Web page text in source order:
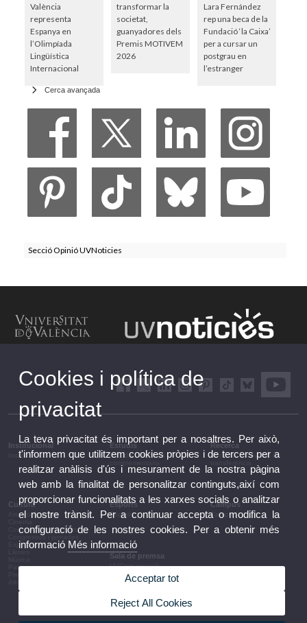
València
representa
Espanya en
l’Olimpíada
Lingüística
Internacional
transformar la
societat,
guanyadores dels
Premis MOTIVEM
2026
Lara Fernández
rep una beca de la
Fundació ‘la Caixa’
per a cursar un
postgrau en
l’estranger
Cerca avançada
Secció Opinió UVNoticies
Institucional
Institucional
Estudis
Estudis i formació
Recerca
Recerca, innovació i
Cultura
Arts escèniques
Conferències i debats
Congressos i jornades
Exposicions
Patrimoni
Esports
Esports
Campus
Campus
Sala de premsa
UVComunicació
Notes de premsa
Agenda de govern
Informació corporativa
Cookies i política de
privacitat
La teva privacitat és important per a nosaltres. Per això,
t'informem que utilitzem cookies pròpies i de tercers per a
realitzar anàlisis d'ús i mesurament de la nostra pàgina
web amb la finalitat de personalitzar continguts,així com
proporcionar funcionalitats a les xarxes socials o analitzar
el nostre trànsit. Per a continuar accepta o modifica la
configuració de les nostres cookies. Per a obtenir més
informació Més informació
Acceptar tot
Reject All Cookies